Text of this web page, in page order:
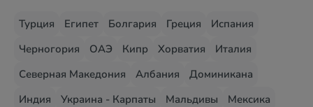
Турция Египет Болгария Греция
Испания
Черногория
ОАЭ Кипр Хорватия
Италия
Северная Македония
Албания
Доминикана
Индия
Украина - Карпаты Мальдивы
Мексика